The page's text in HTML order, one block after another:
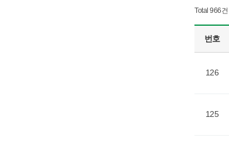
Total 966건
번호
126
125